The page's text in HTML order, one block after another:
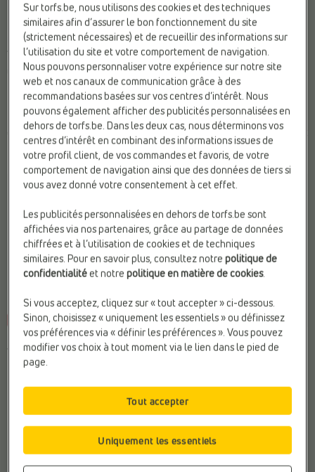
BASKETS CASUAL
Tamaris
€ 89,99
Compat. Semelles Ortho.:Oui
Marque:Tamaris
Matière:Textile
-50%
BASKETS CASUAL
Tamaris
Prix le plus bas
précédent: 45,00 €
€
89,99
Fermeture:Lacets
Marque:Tamaris
Sexe:Femmes
-45%
BASKETS CASUAL
Tamaris
€
99,99
€
54,99
Fermeture:
Marque:Tamaris
BASKETS CASUAL
Tamaris
€ 99,99
Matière:Textile
Web-Only:
Sur torfs.be, nous utilisons des cookies et des techniques
similaires afin d’assurer le bon fonctionnement du site
(strictement nécessaires) et de recueillir des informations sur
l’utilisation du site et votre comportement de navigation.
Nous pouvons personnaliser votre expérience sur notre site
web et nos canaux de communication grâce à des
recommandations basées sur vos centres d’intérêt. Nous
pouvons également afficher des publicités personnalisées en
dehors de torfs.be. Dans les deux cas, nous déterminons vos
centres d’intérêt en combinant des informations issues de
votre profil client, de vos commandes et favoris, de votre
comportement de navigation ainsi que des données de tiers si
vous avez donné votre consentement à cet effet.
Les publicités personnalisées en dehors de torfs.be sont
affichées via nos partenaires, grâce au partage de données
chiffrées et à l’utilisation de cookies et de techniques
similaires. Pour en savoir plus, consultez notrepolitique de
confidentialitéet notrepolitique en matière de cookies.
Si vous acceptez, cliquez sur « tout accepter » ci-dessous.
Sinon, choisissez « uniquement les essentiels » ou définissez
vos préférences via « définir les préférences ». Vous pouvez
modifier vos choix à tout moment via le lien dans le pied de
page.
Uniquement les essentiels
Tout accepter